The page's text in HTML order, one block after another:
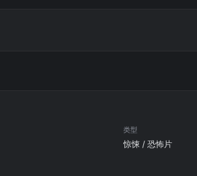
类型
惊悚 / 恐怖片